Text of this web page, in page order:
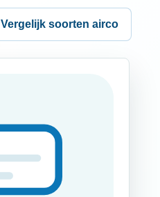
Vergelijk soorten airco